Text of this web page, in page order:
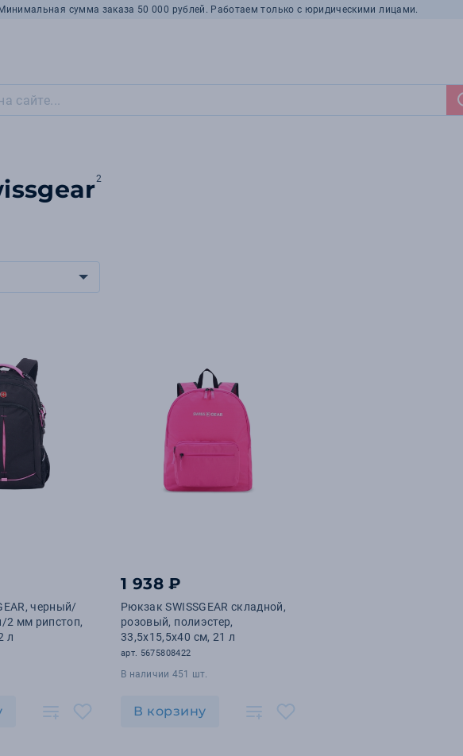
Минимальная сумма заказа 50 000 рублей. Работаем только с юридическими лицами.
2
черный/
мм рипстоп,
л
1 938 ₽
Рюкзак SWISSGEAR складной,
розовый, полиэстер,
33,5х15,5x40 см, 21 л
арт. 5675808422
В наличии 451 шт.
В корзину